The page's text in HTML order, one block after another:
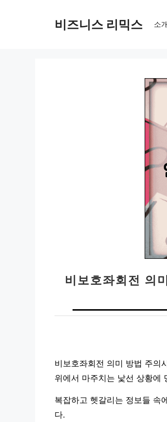
비즈니스 리믹스 소
비보호좌회전 의
비보호좌회전 의미 방법 주의
위에서 마주치는 낯선 상황에
복잡하고 헷갈리는 정보들 속
다.